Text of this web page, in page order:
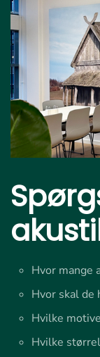
Hvor mange
Hvor skal de
Hvilke
Hvilke